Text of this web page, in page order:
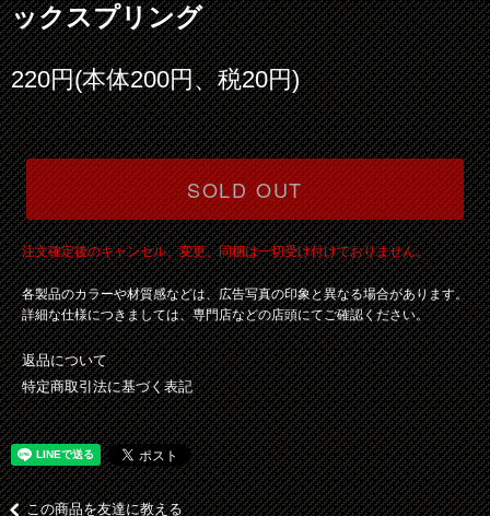
ックスプリング
220円(本体200円、税20円)
SOLD OUT
注文確定後のキャンセル、変更、同梱は一切受け付けておりません。
各製品のカラーや材質感などは、広告写真の印象と異なる場合があります。
詳細な仕様につきましては、専門店などの店頭にてご確認ください。
返品について
特定商取引法に基づく表記
この商品を友達に教える